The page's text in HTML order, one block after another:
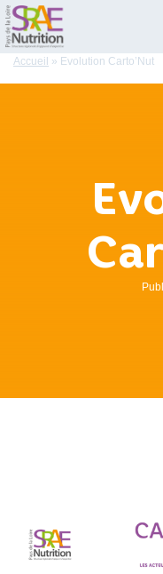
Accueil » Evolution Carto’Nut